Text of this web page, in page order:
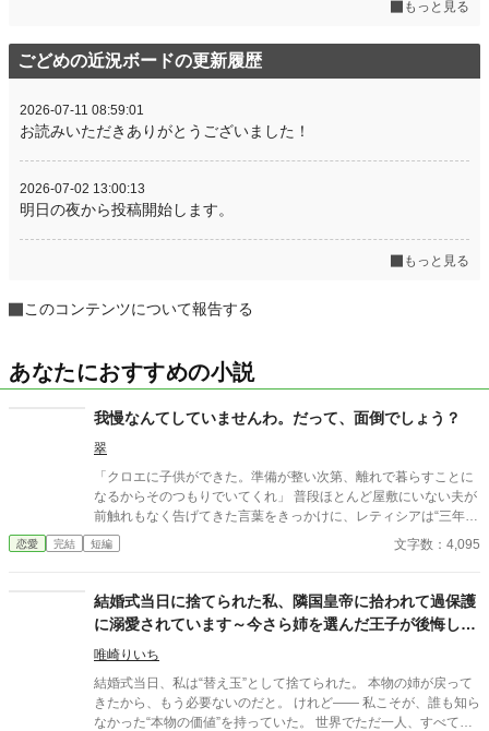
もっと見る
ごどめの近況ボードの更新履歴
2026-07-11 08:59:01
お読みいただきありがとうございました！
2026-07-02 13:00:13
明日の夜から投稿開始します。
もっと見る
このコンテンツについて報告する
あなたにおすすめの小説
我慢なんてしていませんわ。だって、面倒でしょう？
翠
「クロエに子供ができた。準備が整い次第、離れで暮らすことに
なるからそのつもりでいてくれ」 普段ほとんど屋敷にいない夫が
前触れもなく告げてきた言葉をきっかけに、レティシアは“三年
間”の契約を終わらせることにした。 赤の他人を屋敷に迎えるこ
とはしない。 不要なものに感情を砕く理由などない。 「だって、
切り捨ててしまいましょう。
恋愛 完結 短編 文字数：4,095
結婚式当日に捨てられた私、隣国皇帝に拾われて過保護
に溺愛されています～今さら姉を選んだ王子が後悔して
も手遅れです～
唯崎りいち
結婚式当日、私は“替え玉”として捨てられた。 本物の姉が戻って
きたから、もう必要ないのだと。 けれど—— 私こそが、誰も知ら
なかった“本物の価値”を持っていた。 世界でただ一人、すべてを